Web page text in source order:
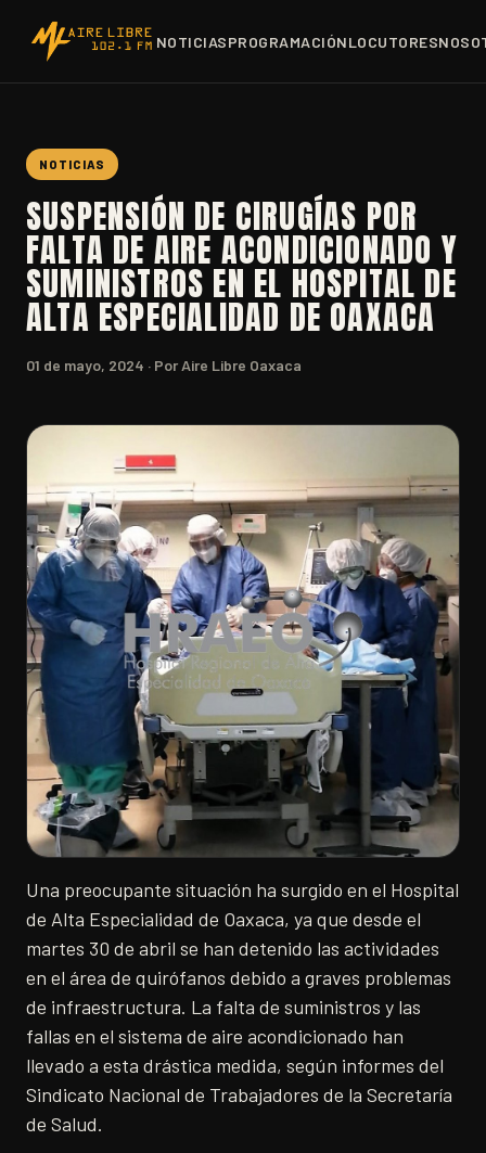
NOTICIASPROGRAMACIÓNLOCUTORES
NOTICIAS
SUSPENSIÓN DE CIRUGÍAS POR
FALTA DE AIRE ACONDICIONADO Y
SUMINISTROS EN EL HOSPITAL DE
ALTA ESPECIALIDAD DE OAXACA
01 de mayo, 2024 · Por Aire Libre Oaxaca
Una preocupante situación ha surgido en el Hospital
de Alta Especialidad de Oaxaca, ya que desde el
martes 30 de abril se han detenido las actividades
en el área de quirófanos debido a graves problemas
de infraestructura. La falta de suministros y las
fallas en el sistema de aire acondicionado han
llevado a esta drástica medida, según informes del
Sindicato Nacional de Trabajadores de la Secretaría
de Salud.